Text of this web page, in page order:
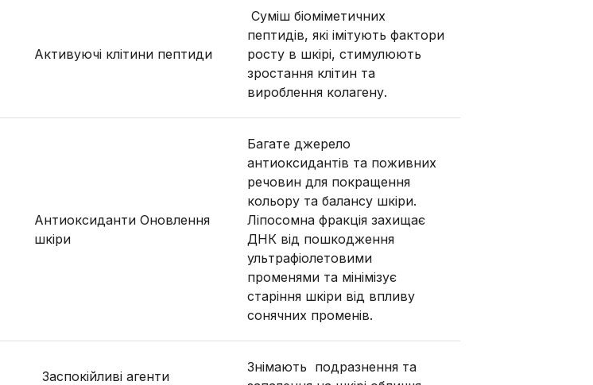
Активуючі клітини пептиди
Суміш біоміметичних
пептидів, які імітують фактори
росту в шкірі, стимулюють
зростання клітин та
вироблення колагену.
Антиоксиданти Оновлення
шкіри
Багате джерело
антиоксидантів та поживних
речовин для покращення
кольору та балансу шкіри.
Ліпосомна фракція захищає
ДНК від пошкодження
ультрафіолетовими
променями та мінімізує
старіння шкіри від впливу
сонячних променів.
Заспокійливі агенти
Знімають подразнення та